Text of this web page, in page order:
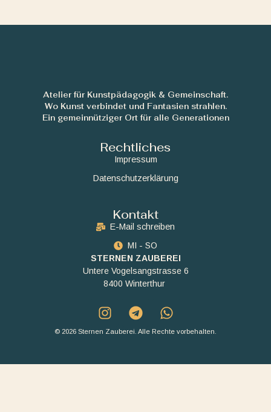
Atelier für Kunstpädagogik & Gemeinschaft.
Wo Kunst verbindet und Fantasien strahlen.
Ein gemeinnütziger Ort für alle Generationen
Rechtliches
Impressum
Datenschutzerklärung
Kontakt
E-Mail schreiben
MI - SO
STERNEN ZAUBEREI
Untere Vogelsangstrasse 6
8400 Winterthur
© 2026 Sternen Zauberei. Alle Rechte vorbehalten.